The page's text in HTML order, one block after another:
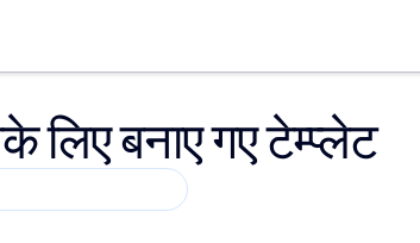
लिए बनाए गए टेम्प्लेट